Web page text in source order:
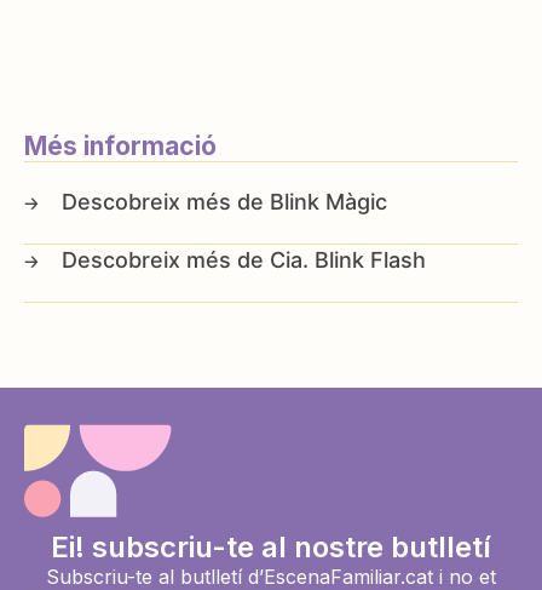
Més informació
Blink Màgic
Cia. Blink Flash
Ei! subscriu-te al nostre butlletí
Subscriu-te al butlletí d’EscenaFamiliar.cat i no et